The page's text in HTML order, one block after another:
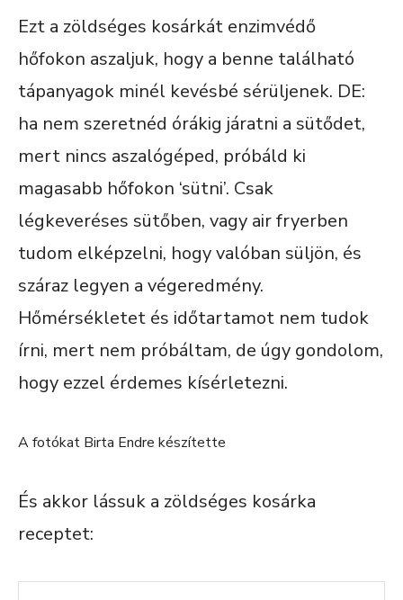
Ezt a zöldséges kosárkát enzimvédő
hőfokon aszaljuk, hogy a benne található
tápanyagok minél kevésbé sérüljenek. DE:
ha nem szeretnéd órákig járatni a sütődet,
mert nincs aszalógéped, próbáld ki
magasabb hőfokon ‘sütni’. Csak
légkeveréses sütőben, vagy air fryerben
tudom elképzelni, hogy valóban süljön, és
száraz legyen a végeredmény.
Hőmérsékletet és időtartamot nem tudok
írni, mert nem próbáltam, de úgy gondolom,
hogy ezzel érdemes kísérletezni.
A fotókat Birta Endre készítette
És akkor lássuk a zöldséges kosárka
receptet: